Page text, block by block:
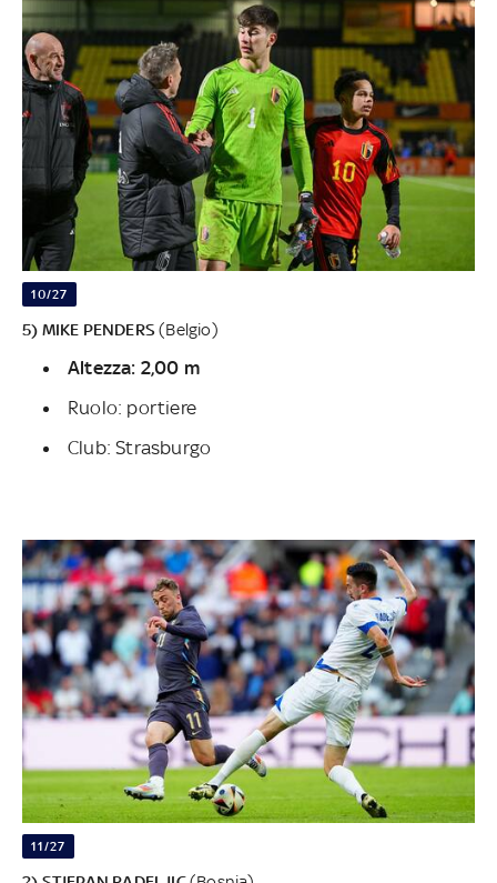
10/27
5) MIKE PENDERS(Belgio)
Altezza: 2,00 m
Ruolo: portiere
Club: Strasburgo
11/27